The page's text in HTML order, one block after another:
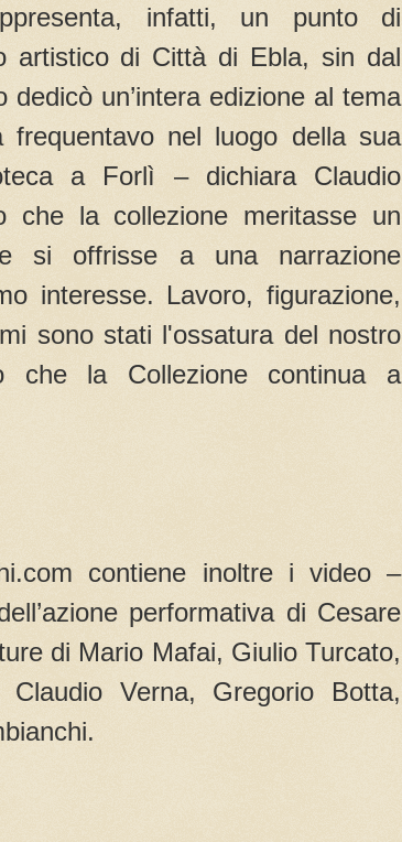
infatti, un punto di
artistico di Città di Ebla, sin dal
un’intera edizione al tema
nel luogo della sua
a Forlì – dichiara Claudio
la collezione meritasse un
si offrisse a una narrazione
interesse. Lavoro, figurazione,
sono stati l'ossatura del nostro
che la Collezione continua a
contiene inoltre i video –
performativa di Cesare
di Mario Mafai, Giulio Turcato,
Verna, Gregorio Botta,